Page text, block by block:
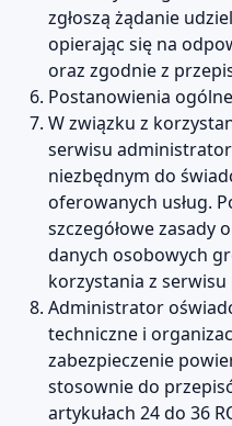
zgłoszą żądanie
opierając się na
oraz zgodnie z
Postanowienia ogólne
W związku z
serwisu
niezbędnym do
oferowanych usług.
szczegółowe zasady
danych osobowych
korzystania z
Administrator
techniczne i
zabezpieczenie
stosownie do
artykułach 24 do 36